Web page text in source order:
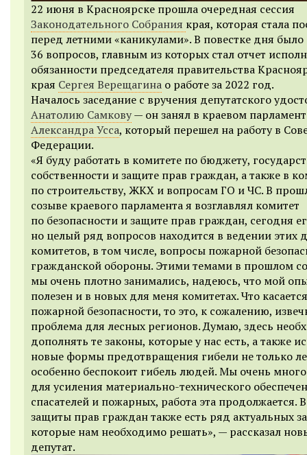
22 июня в Красноярске прошла очередная сессия
Законодательного Собрания края, которая стала
перед летними «каникулами». В повестке дня было
36 вопросов, главным из которых стал отчет
обязанности председателя правительства
края Сергея Верещагина о работе за 2022 год.
Началось заседание с вручения депутатского
Анатолию Самкову— он занял в краевом
Александра Усса, который перешел на работу в
Федерации.
«Я буду работать в комитете по бюджету,
собственности и защите прав граждан, а также в
по строительству, ЖКХ и вопросам ГО и ЧС. В
созыве краевого парламента я возглавлял комитет
по безопасности и защите прав граждан, сегодня
но целый ряд вопросов находится в ведении этих
комитетов, в том числе, вопросы пожарной
гражданской обороны. Этими темами в прошлом
мы очень плотно занимались, надеюсь, что мой
полезен и в новых для меня комитетах. Что касается
пожарной безопасности, то это, к сожалению,
проблема для лесных регионов. Думаю, здесь
дополнять те законы, которые у нас есть, а также
новые формы предотвращения гибели не только
особенно беспокоит гибель людей. Мы очень
для усиления материально-технического
спасателей и пожарных, работа эта продолжается.
защиты прав граждан также есть ряд актуальных
которые нам необходимо решать», — рассказал
депутат.